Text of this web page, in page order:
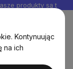
Kontynuując
na ich
produkty są